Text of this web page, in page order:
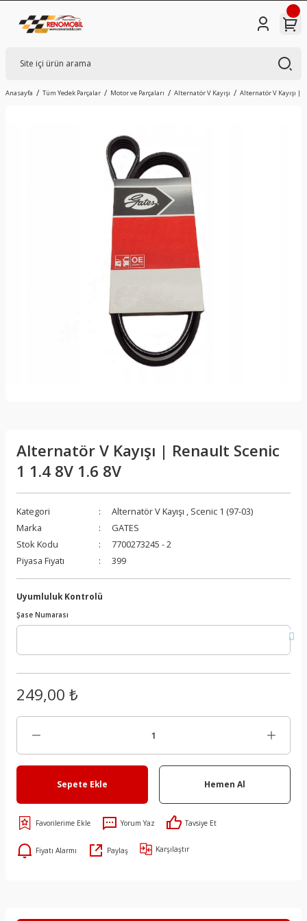
Anasayfa Tüm Yedek Parçalar Motor ve Parçaları Alternatör V Kayışı Alternatör V Kayışı |
Alternatör V Kayışı | Renault Scenic
1 1.4 8V 1.6 8V
Kategori Alternatör V Kayışı , Scenic 1 (97-03)
Marka
GATES
Stok Kodu
7700273245 - 2
Piyasa Fiyatı
399
Uyumluluk Kontrolü
Şase Numarası
249,00 ₺
Sepete Ekle Hemen Al
Yorum Yaz Tavsiye Et
Fiyatı Alarmı Paylaş Karşılaştır